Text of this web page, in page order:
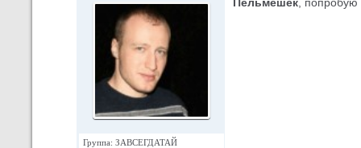
Группа: ЗАВСЕГДАТАЙ